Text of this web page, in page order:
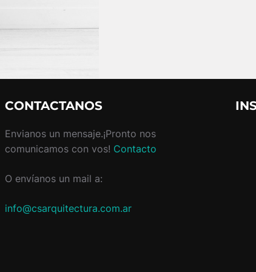
CONTACTANOS
Envianos un mensaje.¡Pronto nos
comunicamos con vos! Contacto
O envíanos un mail a:
info@csarquitectura.com.ar